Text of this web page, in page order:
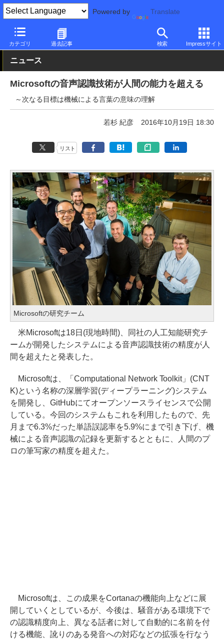
Powered by Translate
カテゴリ 過去記事 検索 Impressサイト
PC Watch 市場 技術
ニュース
Microsoftの音声認識技術が人間の能力を超える
～次なる目標は機械による言葉の意味の理解
若杉 紀彦 2016年10月19日 18:30
リスト
Microsoftの研究チーム
米Microsoftは18日(現地時間)、同社の人工知能研究チ
ームが開発したシステムによる音声認識技術の精度が人
間を超えたと発表した。
Microsoftは、「Computational Network Toolkit」(CNT
K)という名称の深層学習(ディープラーニング)システム
を開発し、GitHubにてオープンソースライセンスで公開
している。今回のシステムもこれを利用したもので、先
月まで6.3%だった単語誤認率を5.9%にまで引き下げ、機
械による音声認識の記録を更新するとともに、人間のプ
ロの筆写家の精度を超えた。
Microsoftは、この成果をCortanaの機能向上などに展
開していくとしているが、今後は、騒音がある環境下で
の認識精度向上、異なる話者に対して自動的に名前を付
ける機能、訛りのある発音への対応などの拡張を行なう